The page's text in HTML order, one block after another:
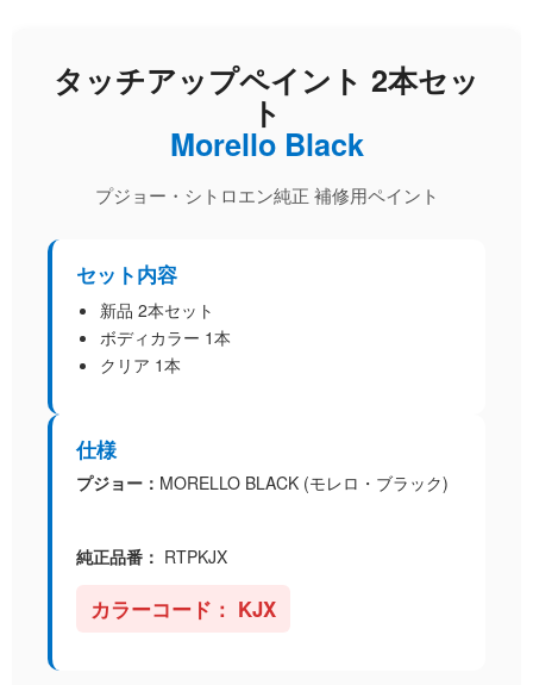
タッチアップペイント 2本セッ
ト
Morello Black
プジョー・シトロエン純正 補修用ペイント
セット内容
新品 2本セット
ボディカラー 1本
クリア 1本
仕様
プジョー： MORELLO BLACK (モレロ・ブラック)
純正品番： RTPKJX
カラーコード： KJX